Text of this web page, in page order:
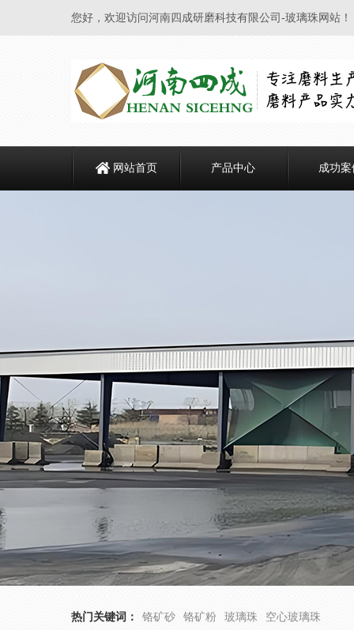
您好，欢迎访问河南四成研磨科技有限公司-玻璃珠网站！
网站首页 产品中心 成功案
热门关键词： 铬矿砂 铬矿粉 玻璃珠 空心玻璃珠